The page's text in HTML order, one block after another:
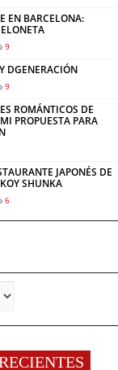
EN BARCELONA:
9
DGENERACIÓN
9
ROMÁNTICOS DE
PROPUESTA PARA
JAPONÉS DE
SHUNKA
6